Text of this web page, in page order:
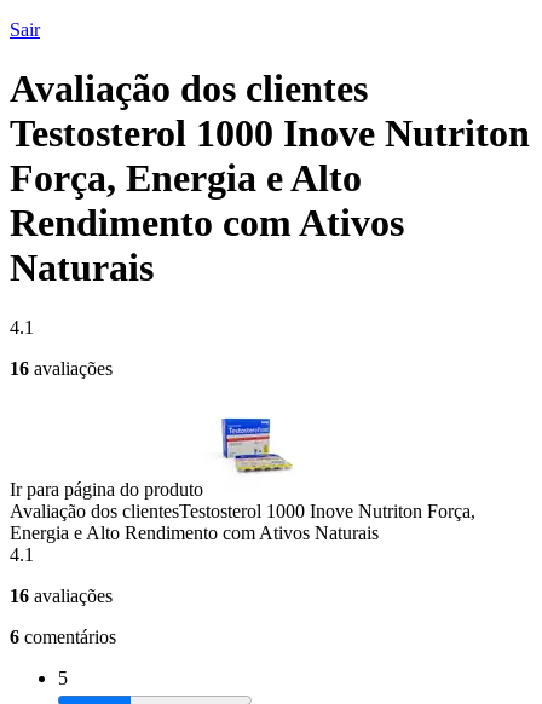
Sair
Avaliação dos clientes
Testosterol 1000 Inove Nutriton
Força, Energia e Alto
Rendimento com Ativos
Naturais
4.1
16 avaliações
Ir para página do produto
Avaliação dos clientesTestosterol 1000 Inove Nutriton Força,
Energia e Alto Rendimento com Ativos Naturais
4.1
16 avaliações
6 comentários
5